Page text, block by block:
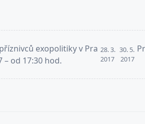
exopolitiky v Pra
– od 17:30 hod.
28. 3.
2017
30. 5.
2017